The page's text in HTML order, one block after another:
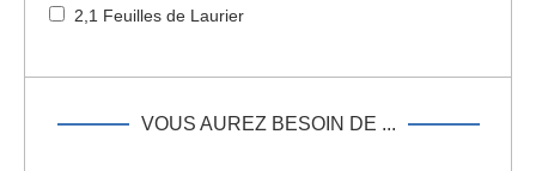
2,1 Feuilles de Laurier
VOUS AUREZ BESOIN DE ...